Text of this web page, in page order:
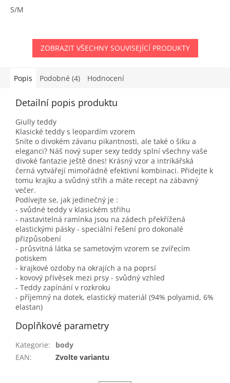
S/M
ZOBRAZIT VŠECHNY SOUVISEJÍCÍ PRODUKTY
Popis Podobné (4) Hodnocení
Detailní popis produktu
Giully teddy
Klasické teddy s leopardím vzorem
Sníte o divokém závanu pikantnosti, ale také o šiku a
eleganci? Náš nový super sexy teddy splní všechny vaše
divoké fantazie ještě dnes! Krásný vzor a intrikářská
černá vytvářejí mimořádně efektivní kombinaci. Přidejte k
tomu krajku a svůdný střih a máte recept na zábavný
večer.
Podívejte se, jak jedinečný je :
- svůdné teddy v klasickém střihu
- nastavitelná ramínka jsou na zádech překřížená
elastickými pásky - speciální řešení pro dokonalé
přizpůsobení
- průsvitná látka se sametovým vzorem se zvířecím
potiskem
- krajkové ozdoby na okrajích a na poprsí
- kovový přívěsek mezi prsy - svůdný vzhled
- Teddy zapínání v rozkroku
- příjemný na dotek, elastický materiál (94% polyamid, 6%
elastan)
Doplňkové parametry
Kategorie:
body
EAN: Zvolte variantu